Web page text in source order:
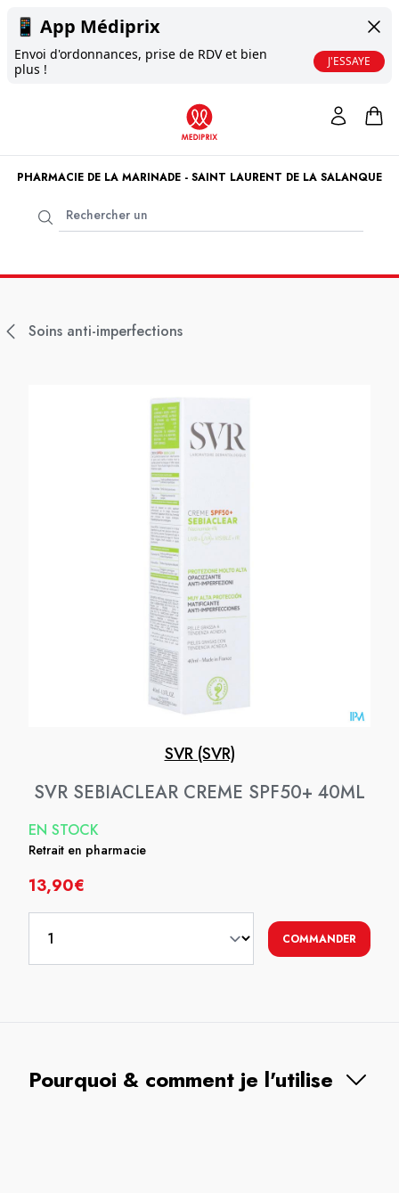
📱 App Médiprix
Envoi d'ordonnances, prise de RDV et bien
plus !
J'ESSAYE
PHARMACIE DE LA MARINADE - SAINT LAURENT DE LA SALANQUE
Soins anti-imperfections
SVR (SVR)
SVR SEBIACLEAR CREME SPF50+ 40ML
EN STOCK
Retrait en pharmacie
13,90€
COMMANDER
Pourquoi & comment je l'utilise